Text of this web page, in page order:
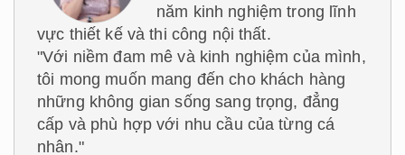
năm kinh nghiệm trong lĩnh
vực thiết kế và thi công nội thất.
"Với niềm đam mê và kinh nghiệm của mình,
tôi mong muốn mang đến cho khách hàng
những không gian sống sang trọng, đẳng
cấp và phù hợp với nhu cầu của từng cá
nhân."